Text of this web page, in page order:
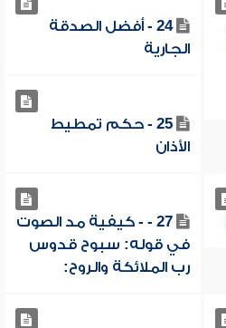
24 - أفضل الصدقة
الجارية
25 - حكم تمطيط
الأذان
27 - - كيفية مد الصوت
في قوله: سبوح قدوس
رب الملائكة والروح: